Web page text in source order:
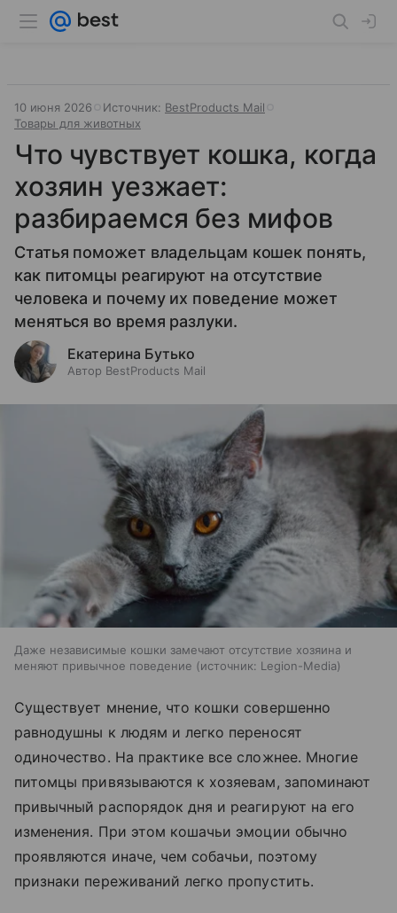
10 июня 2026 Источник: BestProducts Mail
Товары для животных
Что чувствует кошка, когда
хозяин уезжает:
разбираемся без мифов
Статья поможет владельцам кошек понять,
как питомцы реагируют на отсутствие
человека и почему их поведение может
меняться во время разлуки.
Екатерина Бутько
Автор BestProducts Mail
Даже независимые кошки замечают отсутствие хозяина и
меняют привычное поведение
источник: Legion-Media
Существует мнение, что кошки совершенно
равнодушны к людям и легко переносят
одиночество. На практике все сложнее. Многие
питомцы привязываются к хозяевам, запоминают
привычный распорядок дня и реагируют на его
изменения. При этом кошачьи эмоции обычно
проявляются иначе, чем собачьи, поэтому
признаки переживаний легко пропустить.